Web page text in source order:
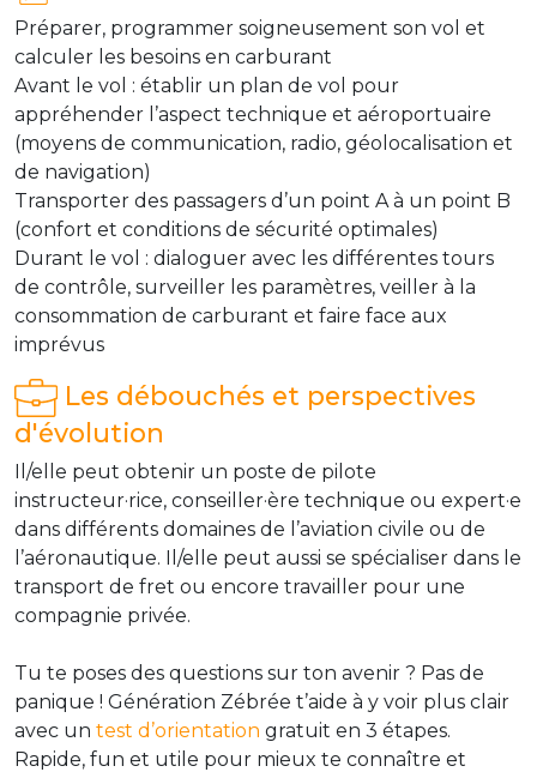
Préparer, programmer soigneusement son vol et
calculer les besoins en carburant
Avant le vol : établir un plan de vol pour
appréhender l’aspect technique et aéroportuaire
(moyens de communication, radio, géolocalisation et
de navigation)
Transporter des passagers d’un point A à un point B
(confort et conditions de sécurité optimales)
Durant le vol : dialoguer avec les différentes tours
de contrôle, surveiller les paramètres, veiller à la
consommation de carburant et faire face aux
imprévus
Les débouchés et perspectives
d'évolution
Il/elle peut obtenir un poste de pilote
instructeur·rice, conseiller·ère technique ou expert·e
dans différents domaines de l’aviation civile ou de
l’aéronautique. Il/elle peut aussi se spécialiser dans le
transport de fret ou encore travailler pour une
compagnie privée.
Tu te poses des questions sur ton avenir ? Pas de
panique ! Génération Zébrée t’aide à y voir plus clair
avec un test d’orientation gratuit en 3 étapes.
Rapide, fun et utile pour mieux te connaître et